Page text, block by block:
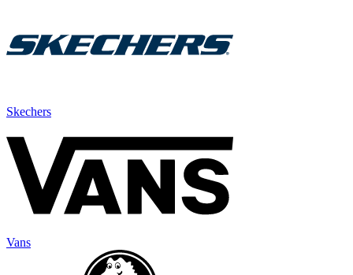
Skechers
Vans